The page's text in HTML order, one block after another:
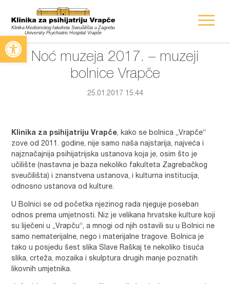
Open toolbar
Noć muzeja 2017. – muzeji
bolnice Vrapče
25.01.2017 15:44
Klinika za psihijatriju Vrapče, kako se bolnica „Vrapče“
zove od 2011. godine, nije samo naša najstarija, najveća i
najznačajnija psihijatrijska ustanova koja je, osim što je
učilište (nastavna je baza nekoliko fakulteta Zagrebačkog
sveučilišta) i znanstvena ustanova, i kulturna institucija,
odnosno ustanova od kulture.
U Bolnici se od početka njezinog rada njeguje poseban
odnos prema umjetnosti. Niz je velikana hrvatske kulture koji
su liječeni u „Vrapču“, a mnogi od njih ostavili su u Bolnici ne
samo nematerijalne, nego i materijalne tragove. Bolnica je
tako u posjedu šest slika Slave Raškaj te nekoliko tisuća
slika, crteža, mozaika i skulptura drugih manje poznatih
likovnih umjetnika.